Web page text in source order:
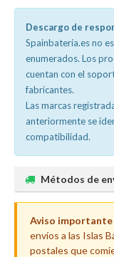
Descargo de
Spainbateria.es no
enumerados. Los
cuentan con el
fabricantes.
Las marcas
anteriormente se
compatibilidad.
Métodos de
Aviso importante
envíos a las Islas
postales que